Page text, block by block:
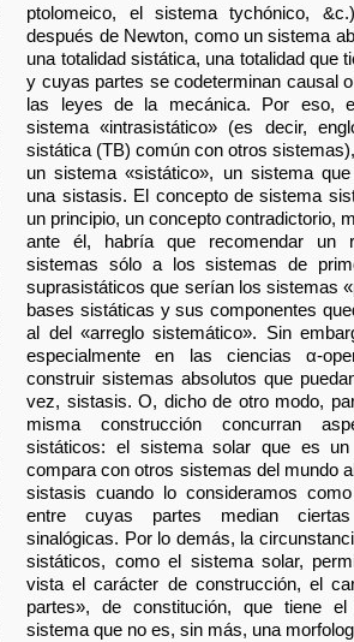
ptolomeico, el sistema tychónico,
después de Newton, como un sistema
una totalidad sistática, una totalidad que
y cuyas partes se codeterminan causal
las leyes de la mecánica. Por eso,
sistema «intrasistático» (es decir,
sistática (TB) común con otros
un sistema «sistático», un sistema
una sistasis. El concepto de sistema
un principio, un concepto contradictorio,
ante él, habría que recomendar un
sistemas sólo a los sistemas de
suprasistáticos que serían los sistemas
bases sistáticas y sus componentes
al del «arreglo sistemático». Sin
especialmente en las ciencias α-
construir sistemas absolutos que
vez, sistasis. O, dicho de otro modo,
misma construcción concurran
sistáticos: el sistema solar que es
compara con otros sistemas del mundo
sistasis cuando lo consideramos
entre cuyas partes median ciertas
sinalógicas. Por lo demás, la
sistáticos, como el sistema solar,
vista el carácter de construcción, el
partes», de constitución, que tiene
sistema que no es, sin más, una